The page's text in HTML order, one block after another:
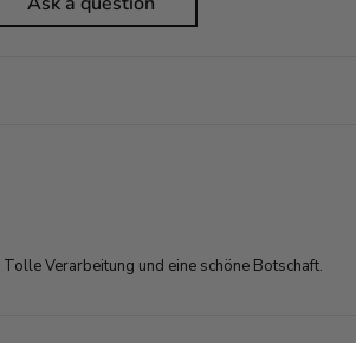
Verarbeitung und eine schöne Botschaft.